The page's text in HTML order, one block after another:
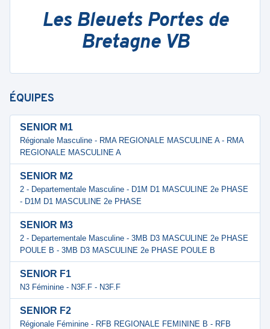
Les Bleuets Portes de
Bretagne VB
ÉQUIPES
SENIOR M1
Régionale Masculine - RMA REGIONALE MASCULINE A - RMA
REGIONALE MASCULINE A
SENIOR M2
2 - Departementale Masculine - D1M D1 MASCULINE 2e PHASE
- D1M D1 MASCULINE 2e PHASE
SENIOR M3
2 - Departementale Masculine - 3MB D3 MASCULINE 2e PHASE
POULE B - 3MB D3 MASCULINE 2e PHASE POULE B
SENIOR F1
N3 Féminine - N3F.F - N3F.F
SENIOR F2
Régionale Féminine - RFB REGIONALE FEMININE B - RFB